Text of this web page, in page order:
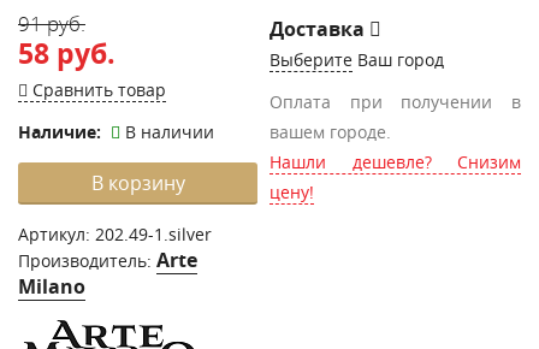
91 руб.
58 руб.
Сравнить товар
Наличие:
В наличии
В корзину
Артикул: 202.49-1.silver
Производитель: Arte
Milano
Доставка
Выберите Ваш город
Оплата при получении в
вашем городе.
Нашли дешевле? Снизим
цену!